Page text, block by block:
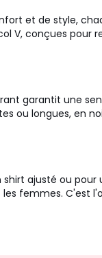
et de style,
V, conçues pour
garantit une
ou longues, en
ajusté ou pour
femmes. C'est